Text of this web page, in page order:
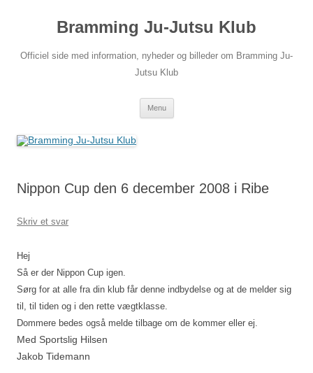
Bramming Ju-Jutsu Klub
Officiel side med information, nyheder og billeder om Bramming Ju-
Jutsu Klub
Menu
Nippon Cup den 6 december 2008 i Ribe
Skriv et svar
Hej
Så er der Nippon Cup igen.
Sørg for at alle fra din klub får denne indbydelse og at de melder sig
til, til tiden og i den rette vægtklasse.
Dommere bedes også melde tilbage om de kommer eller ej.
Med Sportslig Hilsen
Jakob Tidemann